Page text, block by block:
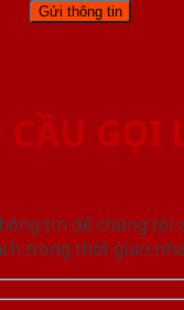
CẦU GỌI
tin để chúng tôi
trong thời gian